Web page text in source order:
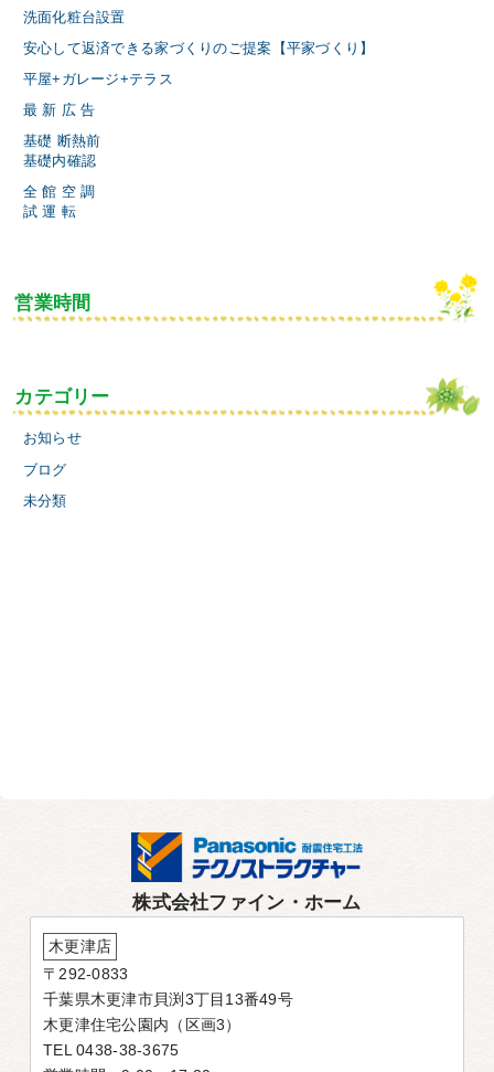
洗面化粧台設置
安心して返済できる家づくりのご提案【平家づくり】
平屋+ガレージ+テラス
最 新 広 告
基礎 断熱前
基礎内確認
全 館 空 調
試 運 転
営業時間
カテゴリー
お知らせ
ブログ
未分類
株式会社ファイン・ホーム
木更津店
〒292-0833
千葉県木更津市貝渕3丁目13番49号
木更津住宅公園内（区画3）
TEL 0438-38-3675